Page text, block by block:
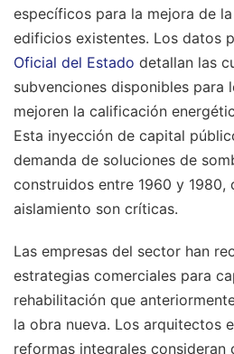
específicos para la mejora de
edificios existentes. Los datos
Oficial del Estado detallan las
subvenciones disponibles para
mejoren la calificación
Esta inyección de capital
demanda de soluciones de
construidos entre 1960 y 1980,
aislamiento son críticas.
Las empresas del sector han
estrategias comerciales para
rehabilitación que
la obra nueva. Los arquitectos
reformas integrales consideran